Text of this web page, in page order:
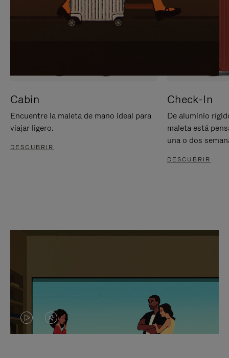
Cabin
Encuentre la maleta de mano ideal para
viajar ligero.
DESCUBRIR
Check-In
De aluminio
maleta está
una o dos
DESCUBRIR
EL
EL